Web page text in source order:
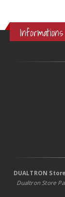
Informations
DUALTRON
Dualtron Store